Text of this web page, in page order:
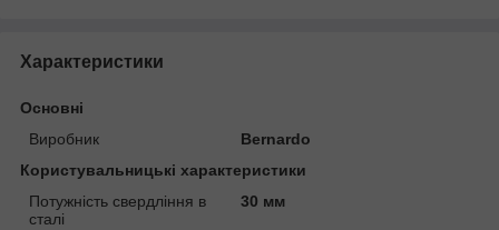
Характеристики
Основні
Виробник
Bernardo
Користувальницькі характеристики
Потужність свердління в
сталі
30 мм